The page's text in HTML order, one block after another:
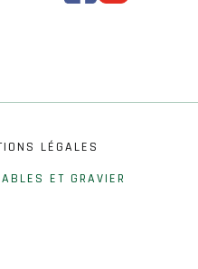
LÉGALES
ET GRAVIER